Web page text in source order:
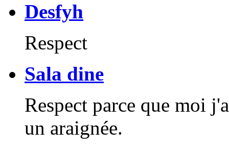
Desfyh
Respect
Sala dine
Respect parce que moi
un araignée.